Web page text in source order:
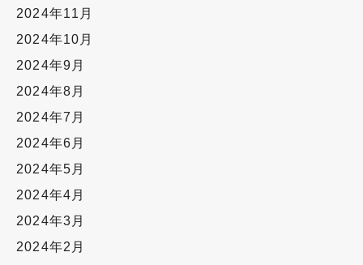
2024年11月
2024年10月
2024年9月
2024年8月
2024年7月
2024年6月
2024年5月
2024年4月
2024年3月
2024年2月